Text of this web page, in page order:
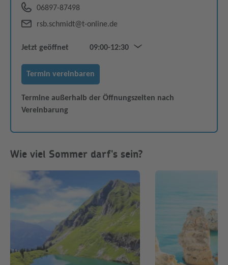
06897-87498
rsb.schmidt@t-online.de
Jetzt geöffnet
09:00-12:30
Mo–Fr
09:00–12:00
Sa
09:00–12:30
Termin vereinbaren
Termine außerhalb der Öffnungszeiten nach
Vereinbarung
Wie viel Sommer darf's sein?